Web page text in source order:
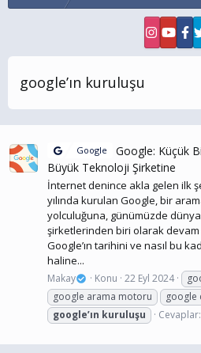
google’ın kuruluşu
Google
Google: Küçük
Büyük Teknoloji Şirketine
İnternet denince akla gelen ilk
yılında kurulan Google, bir
yolculuğuna, günümüzde
şirketlerinden biri olarak
Google’ın tarihini ve nasıl bu
haline...
Makay Konu 22 Eyl 2024
google arama motoru
google
google’ın kuruluşu